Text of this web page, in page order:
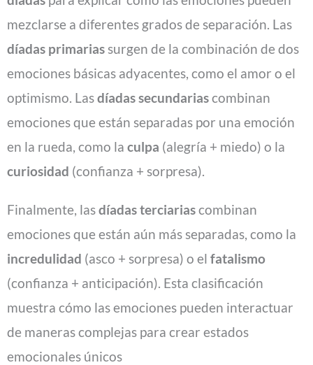
mezclarse a diferentes grados de separación. Las
díadas primariassurgen de la combinación de dos
emociones básicas adyacentes, como el amor o el
optimismo. Lasdíadas secundariascombinan
emociones que están separadas por una emoción
en la rueda, como la culpa (alegría + miedo) o la
curiosidad (confianza + sorpresa)​.
Finalmente, lasdíadas terciariascombinan
emociones que están aún más separadas, como la
incredulidad (asco + sorpresa) o el fatalismo
(confianza + anticipación). Esta clasificación
muestra cómo las emociones pueden interactuar
de maneras complejas para crear estados
emocionales únicos​